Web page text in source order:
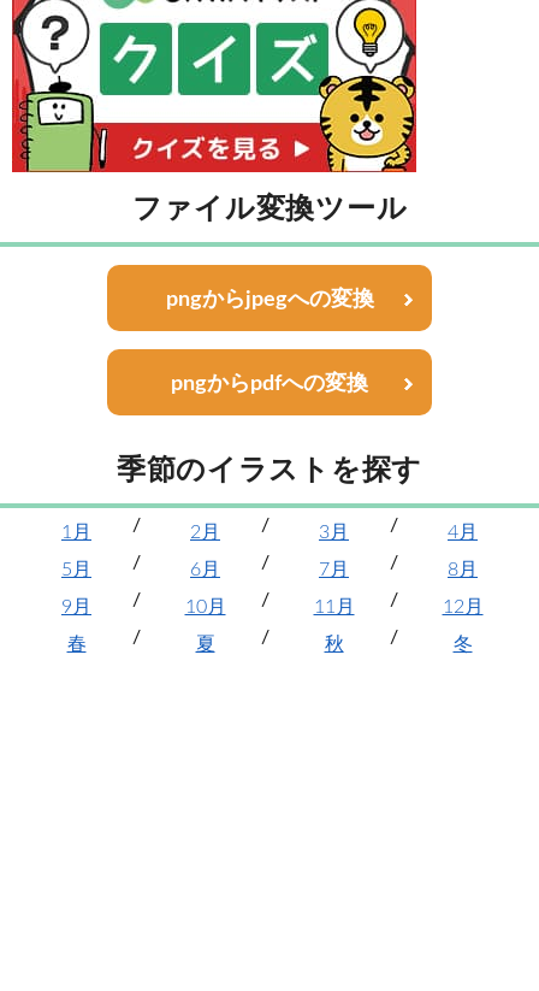
ファイル変換ツール
pngからjpegへの変換
pngからpdfへの変換
季節のイラストを探す
1月 2月 3月
4月
5月
6月 7月
8月
9月
10月 11月
12月
春
夏 秋 冬